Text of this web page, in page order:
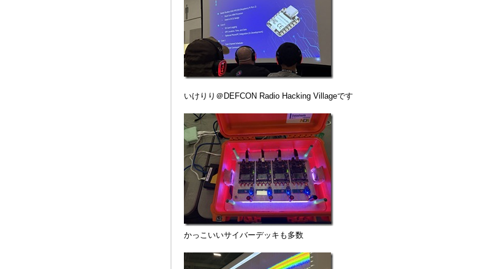
いけりり＠DEFCON Radio Hacking Villageです
かっこいいサイバーデッキも多数